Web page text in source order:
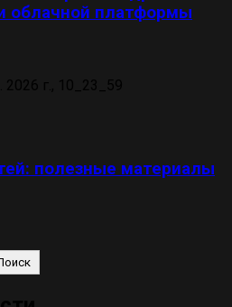
облачной платформы
полезные материалы